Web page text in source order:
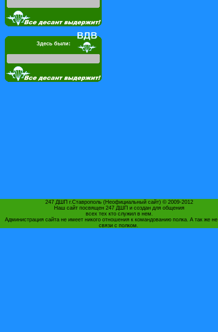
Здесь были:
247 ДШП г.Ставрополь (Неофициальный сайт) © 2009-2012
Наш сайт посвящен 247 ДШП и создан для общения
всех тех кто служил в нем.
Администрация сайта не имеет никого отношения к командованию полка. А так же
связи с полком.